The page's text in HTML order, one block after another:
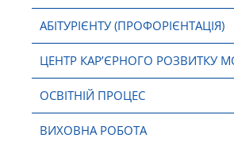
АБІТУРІЄНТУ (ПРОФОРІЄНТАЦІЯ)
ЦЕНТР КАР’ЄРНОГО РОЗВИТКУ
ОСВІТНІЙ ПРОЦЕС
ВИХОВНА РОБОТА